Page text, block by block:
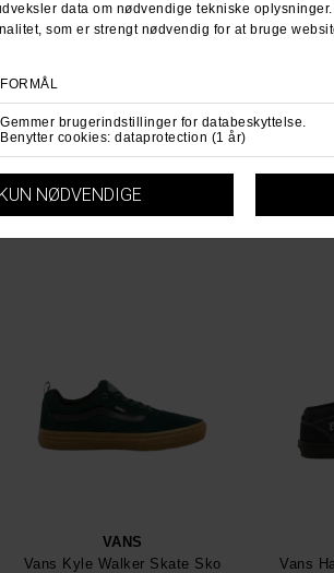
VANS
Vans Old Skool 36+ Sneaker
9 9,5
VANS
Vans Kyle Walker Skate Sko
Vans